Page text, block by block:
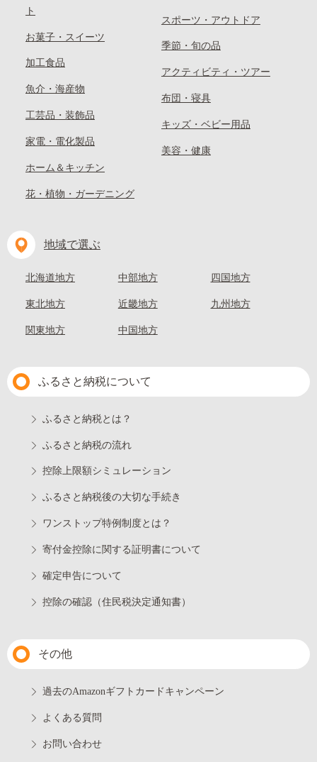
ト
お菓子・スイーツ
加工食品
魚介・海産物
工芸品・装飾品
家電・電化製品
ホーム＆キッチン
花・植物・ガーデニング
スポーツ・アウトドア
季節・旬の品
アクティビティ・ツアー
布団・寝具
キッズ・ベビー用品
美容・健康
地域で選ぶ
北海道地方
東北地方
関東地方
中部地方
近畿地方
中国地方
四国地方
九州地方
ふるさと納税について
ふるさと納税とは？
ふるさと納税の流れ
控除上限額シミュレーション
ふるさと納税後の大切な手続き
ワンストップ特例制度とは？
寄付金控除に関する証明書について
確定申告について
控除の確認（住民税決定通知書）
その他
過去のAmazonギフトカードキャンペーン
よくある質問
お問い合わせ